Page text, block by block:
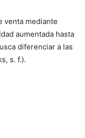
venta mediante
aumentada hasta
diferenciar a las
s. f.).